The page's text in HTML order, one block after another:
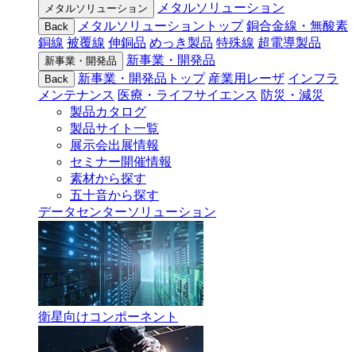
メタルソリューション メタルソリューション
Back メタルソリューショントップ 銅合金線・無酸素
銅線 被覆線 伸銅品 めっき製品 特殊線 超電導製品
新事業・開発品 新事業・開発品
Back 新事業・開発品トップ 産業用レーザ インフラ
メンテナンス 医療・ライフサイエンス 防災・減災
製品カタログ
製品サイト一覧
展示会出展情報
セミナー開催情報
素材から探す
五十音から探す
データセンターソリューション
衛星向けコンポーネント